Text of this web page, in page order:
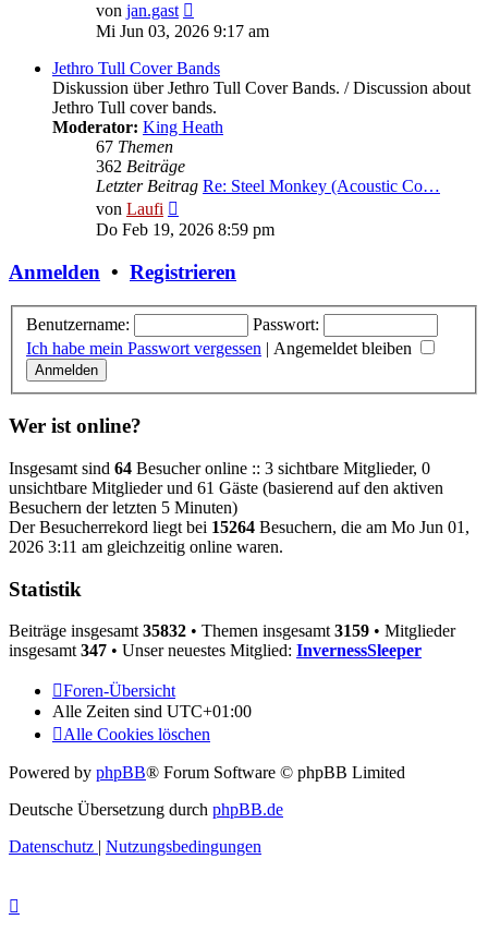
von jan.gast
Beitrag
Mi Jun 03, 2026 9:17 am
Jethro Tull Cover Bands
Diskussion über Jethro Tull Cover Bands. / Discussion about
Jethro Tull cover bands.
Moderator: King Heath
67 Themen
362 Beiträge
Letzter Beitrag Re: Steel Monkey (Acoustic Co…
von Laufi
Beitrag
Do Feb 19, 2026 8:59 pm
Anmelden • Registrieren
Benutzername:
Passwort:
Ich habe mein Passwort vergessen | Angemeldet bleiben
Wer ist online?
Insgesamt sind 64 Besucher online :: 3 sichtbare Mitglieder, 0
unsichtbare Mitglieder und 61 Gäste (basierend auf den aktiven
Besuchern der letzten 5 Minuten)
Der Besucherrekord liegt bei 15264 Besuchern, die am Mo Jun 01,
2026 3:11 am gleichzeitig online waren.
Statistik
Beiträge insgesamt 35832 • Themen insgesamt 3159 • Mitglieder
insgesamt 347 • Unser neuestes Mitglied: InvernessSleeper
Foren-Übersicht
Alle Zeiten sind UTC+01:00
Alle Cookies löschen
Powered by phpBB® Forum Software © phpBB Limited
Deutsche Übersetzung durch phpBB.de
Datenschutz | Nutzungsbedingungen